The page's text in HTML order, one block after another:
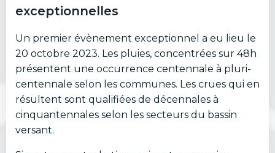
exceptionnelles
Un premier évènement exceptionnel a eu lieu le
20 octobre 2023. Les pluies, concentrées sur 48h
présentent une occurrence centennale à pluri-
centennale selon les communes. Les crues qui en
résultent sont qualifiées de décennales à
cinquantennales selon les secteurs du bassin
versant.